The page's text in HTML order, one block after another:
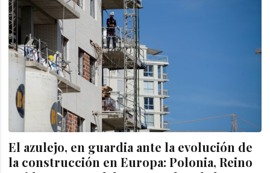
El azulejo, en guardia ante la evolución de
la construcción en Europa: Polonia, Reino